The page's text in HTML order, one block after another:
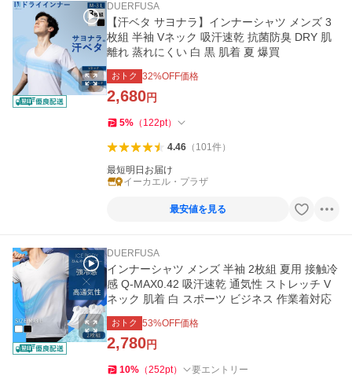
DUERFUSA
【汗ベタ サヨナラ】インナーシャツ メンズ 3
枚組 半袖 Vネック 吸汗速乾 抗菌防臭 DRY 肌
離れ 蒸れにくい 白 黒 肌着 夏 爆買
おトク 32%OFF価格
2,680円
5% （ 122pt）
4.46（ 101件）
最短明日お届け
イーカエル・プラザ
最安値を見る
DUERFUSA
インナーシャツ メンズ 半袖 2枚組 夏用 接触冷
感 Q-MAX0.42 吸汗速乾 通気性 ストレッチ V
ネック 肌着 白 スポーツ ビジネス 作業着対応
おトク 53%OFF価格
2,780円
10% （252pt） 要エントリー